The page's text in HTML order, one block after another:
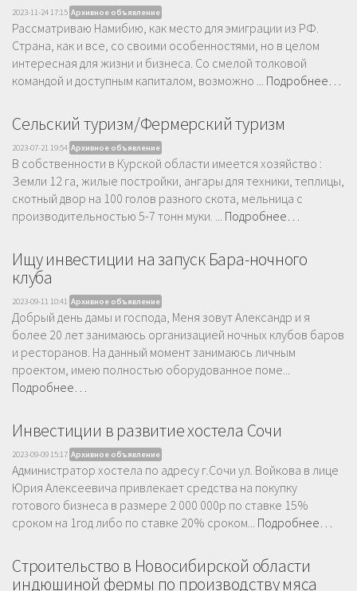
2023-11-24 17:15 Архивное объявление
Рассматриваю Намибию, как место для эмиграции из РФ.
Страна, как и все, со своими особенностями, но в целом
интересная для жизни и бизнеса. Со смелой толковой
командой и доступным капиталом, возможно ... Подробнее…
Сельский туризм/Фермерский туризм
2023-07-21 19:54 Архивное объявление
В собственности в Курской области имеется хозяйство :
Земли 12 га, жилые постройки, ангары для техники, теплицы,
скотный двор на 100 голов разного скота, мельница с
производительностью 5-7 тонн муки. ... Подробнее…
Ищу инвестиции на запуск Бара-ночного
клуба
2023-09-11 10:41 Архивное объявление
Добрый день дамы и господа, Меня зовут Александр и я
более 20 лет занимаюсь организацией ночных клубов баров
и ресторанов. На данный момент занимаюсь личным
проектом, имею полностью оборудованное поме...
Подробнее…
Инвестиции в развитие хостела Сочи
2023-09-09 15:17 Архивное объявление
Администратор хостела по адресу г.Сочи ул. Войкова в лице
Юрия Алексеевича привлекает средства на покупку
готового бизнеса в размере 2 000 000р по ставке 15%
сроком на 1год либо по ставке 20% сроком... Подробнее…
Строительство в Новосибирской области
индюшиной фермы по производству мяса